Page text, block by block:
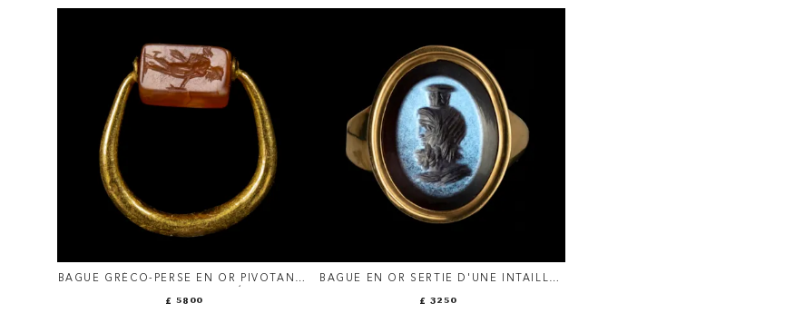
BAGUE GRÉCO-PERSE EN OR PIVOTANTE
£ 5800
BAGUE EN OR SERTIE D'UNE INTAILLE
£ 3250